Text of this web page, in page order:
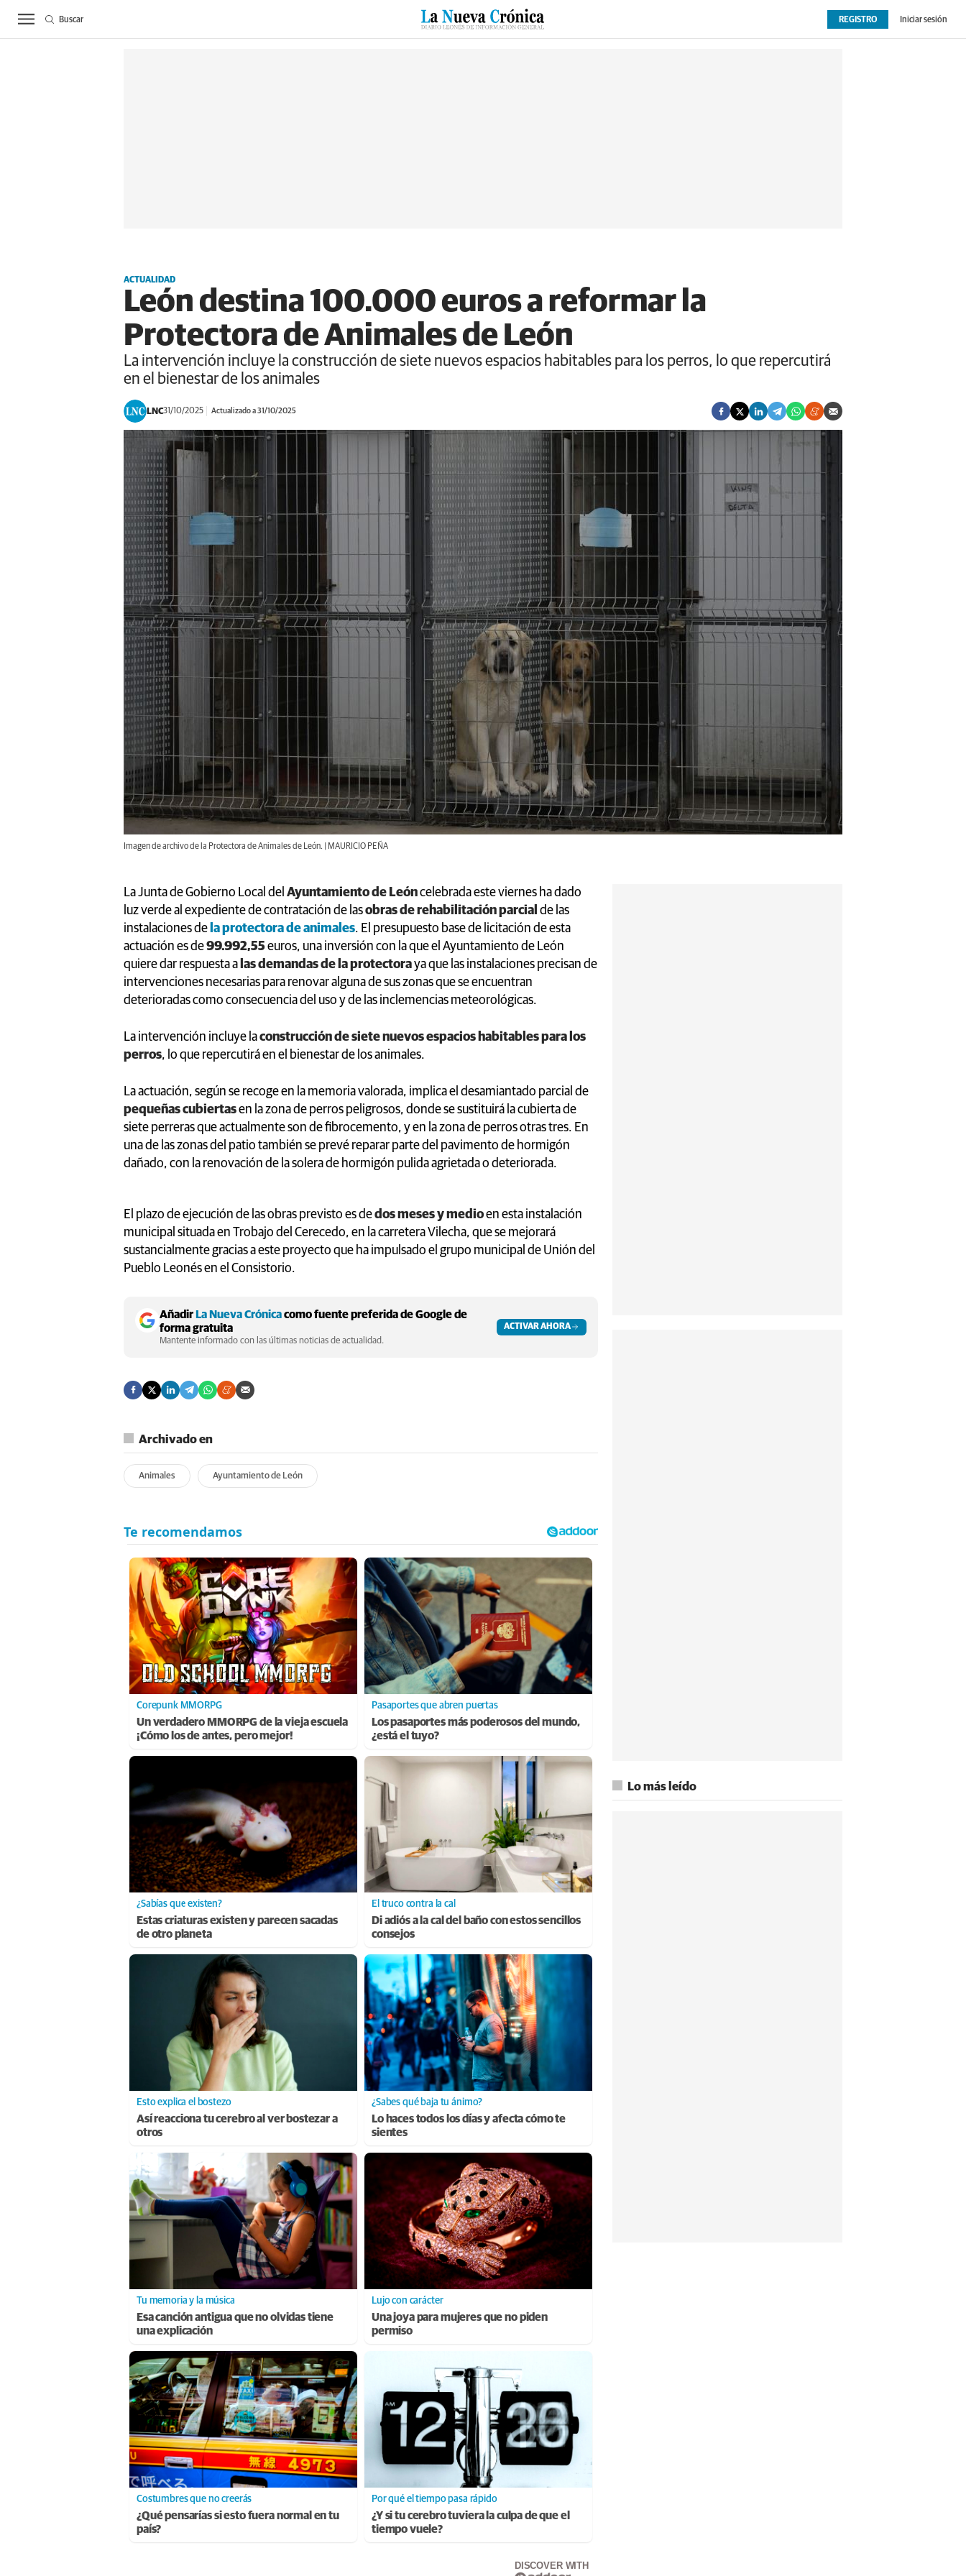
ACTUALIDAD BIERZO SUCESOS CULTURAS ESPECIALES DEPORTES OPINIÓN EXTRAS
REGISTRO Iniciar sesión
Buscar
ACTUALIDAD
León destina 100.000 euros a reformar la
Protectora de Animales de León
La intervención incluye la construcción de siete nuevos espacios habitables para los perros, lo que repercutirá
en el bienestar de los animales
LNC31/10/2025 Actualizado a 31/10/2025
Imagen de archivo de la Protectora de Animales de León. | MAURICIO PEÑA
La Junta de Gobierno Local del Ayuntamiento de Leóncelebrada este viernes ha dado
luz verde al expediente de contratación de lasobras de rehabilitación parcial de las
instalaciones de la protectora de animales. El presupuesto base de licitación de esta
actuación es de99.992,55euros, una inversión con la que el Ayuntamiento de León
quiere dar respuesta a las demandas de la protectoraya que las instalaciones precisan de
intervenciones necesarias para renovar alguna de sus zonas que se encuentran
deterioradas como consecuencia del uso y de las inclemencias meteorológicas.
La intervención incluye laconstrucción de siete nuevos espacios habitables para los
perros, lo que repercutirá en el bienestar de los animales.
La actuación, según se recoge en la memoria valorada, implica el desamiantado parcial de
pequeñas cubiertasen la zona de perros peligrosos, donde se sustituirá la cubierta de
siete perreras que actualmente son de fibrocemento, y en la zona de perros otras tres. En
una de las zonas del patio también se prevé reparar parte del pavimento de hormigón
dañado, con la renovación de la solera de hormigón pulida agrietada o deteriorada.
El plazo de ejecución de las obras previsto es dedos meses y medioen esta instalación
municipal situada en Trobajo del Cerecedo, en la carretera Vilecha, que se mejorará
sustancialmente gracias a este proyecto que ha impulsado el grupo municipal de Unión del
Pueblo Leonés en el Consistorio.
AñadirLa Nueva Crónicacomo fuente preferida de Google de
forma gratuita
Mantente informado con las últimas noticias de actualidad.
ACTIVAR AHORA
Archivado en
Animales Ayuntamiento de León
Corepunk MMORPG
Un verdadero MMORPG de la vieja escuela
¡Cómo los de antes, pero mejor!
Pasaportes que abren puertas
Los pasaportes más poderosos del mundo,
¿está el tuyo?
¿Sabías que existen?
Estas criaturas existen y parecen sacadas
de otro planeta
El truco contra la cal
Di adiós a la cal del baño con estos sencillos
consejos
Esto explica el bostezo
Así reacciona tu cerebro al ver bostezar a
otros
¿Sabes qué baja tu ánimo?
Lo haces todos los días y afecta cómo te
sientes
Tu memoria y la música
Esa canción antigua que no olvidas tiene
una explicación
Lujo con carácter
Una joya para mujeres que no piden
permiso
Costumbres que no creerás
¿Qué pensarías si esto fuera normal en tu
país?
Por qué el tiempo pasa rápido
¿Y si tu cerebro tuviera la culpa de que el
tiempo vuele?
DISCOVER WITH
Lo más leído